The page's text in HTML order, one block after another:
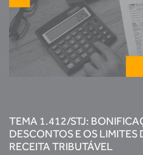
TEMA 1.412/STJ:
DESCONTOS E OS
RECEITA TRIBUTÁVEL